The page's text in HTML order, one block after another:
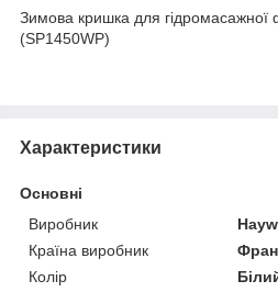
Зимова кришка для гідромасажної
(SP1450WP)
Характеристики
Основні
Виробник
Країна виробник
Колір